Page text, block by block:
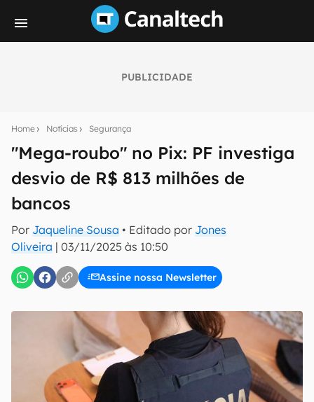
PUBLICIDADE
Home Notícias Segurança
"Mega-roubo" no Pix: PF investiga
desvio de R$ 813 milhões de
bancos
Por Jaqueline Sousa • Editado por Jones
Oliveira | 03/11/2025 às 10:50
Assine nossa Newsletter
notícias e reviews sobre tecnologia em primeira
E-mail
inscreva-se
Confirmo que li, aceito e concordo com os Termos de
Uso e Política de Privacidade do Canaltech.